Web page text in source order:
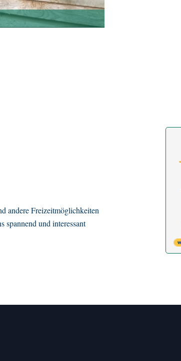
andere Freizeitmöglichkeiten
spannend und interessant